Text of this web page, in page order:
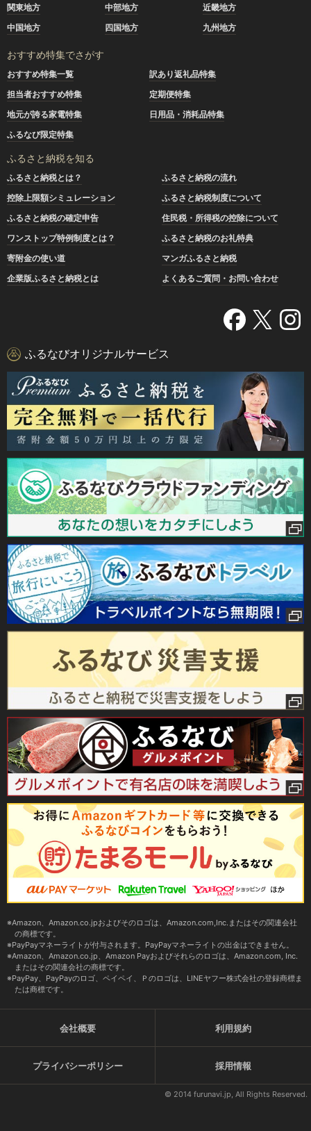
関東地方
中部地方
近畿地方
中国地方
四国地方 九州地方
おすすめ特集でさがす
おすすめ特集一覧
訳あり返礼品特集
担当者おすすめ特集
定期便特集
地元が誇る家電特集
日用品・消耗品特集
ふるなび限定特集
ふるさと納税を知る
ふるさと納税とは？
ふるさと納税の流れ
控除上限額シミュレーション
ふるさと納税制度について
ふるさと納税の確定申告
住民税・所得税の控除について
ワンストップ特例制度とは？
ふるさと納税のお礼特典
寄附金の使い道
マンガふるさと納税
企業版ふるさと納税とは
よくあるご質問・お問い合わせ
ふるなびオリジナルサービス
Amazon、Amazon.co.jpおよびそのロゴは、Amazon.com,Inc.またはその関連会社
の商標です。
PayPayマネーライトが付与されます。PayPayマネーライトの出金はできません。
Amazon、Amazon.co.jp、Amazon Payおよびそれらのロゴは、Amazon.com, Inc.
またはその関連会社の商標です。
PayPay、PayPayのロゴ、ペイペイ、Ｐのロゴは、LINEヤフー株式会社の登録商標ま
たは商標です。
会社概要 利用規約
プライバシーポリシー 採用情報
© 2014 furunavi.jp, All Rights Reserved.